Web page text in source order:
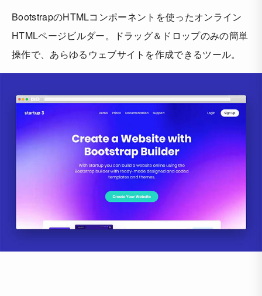
BootstrapのHTMLコンポーネントを使ったオンライン
HTMLページビルダー。ドラッグ＆ドロップのみの簡単
操作で、あらゆるウェブサイトを作成できるツール。